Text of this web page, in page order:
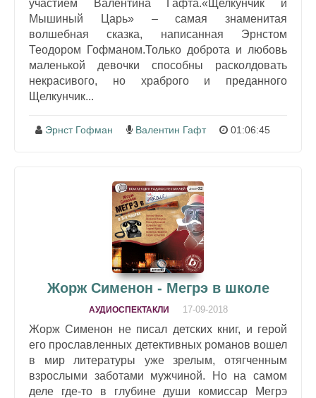
участием Валентина Гафта.«Щелкунчик и
Мышиный Царь» – самая знаменитая
волшебная сказка, написанная Эрнстом
Теодором Гофманом.Только доброта и любовь
маленькой девочки способны расколдовать
некрасивого, но храброго и преданного
Щелкунчик...
Эрнст Гофман Валентин Гафт 01:06:45
Жорж Сименон - Мегрэ в школе
АУДИОСПЕКТАКЛИ 17-09-2018
Жорж Сименон не писал детских книг, и герой
его прославленных детективных романов вошел
в мир литературы уже зрелым, отягченным
взрослыми заботами мужчиной. Но на самом
деле где-то в глубине души комиссар Мегрэ